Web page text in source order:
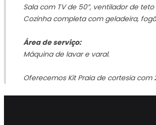
Sala com TV de 50”, ventilador de
Cozinha completa com geladeira,
Área de serviço:
Máquina de lavar e varal.
Oferecemos Kit Praia de cortesia com